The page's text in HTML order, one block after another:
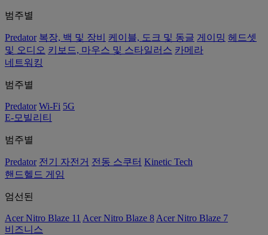
범주별
Predator 복장, 백 및 장비 케이블, 도크 및 동글 게이밍 헤드셋
및 오디오 키보드, 마우스 및 스타일러스 카메라
네트워킹
범주별
Predator Wi-Fi 5G
E-모빌리티
범주별
Predator 전기 자전거 전동 스쿠터 Kinetic Tech
핸드헬드 게임
엄선된
Acer Nitro Blaze 11 Acer Nitro Blaze 8 Acer Nitro Blaze 7
비즈니스